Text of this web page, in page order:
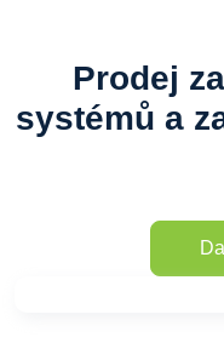
Prodej
systémů a